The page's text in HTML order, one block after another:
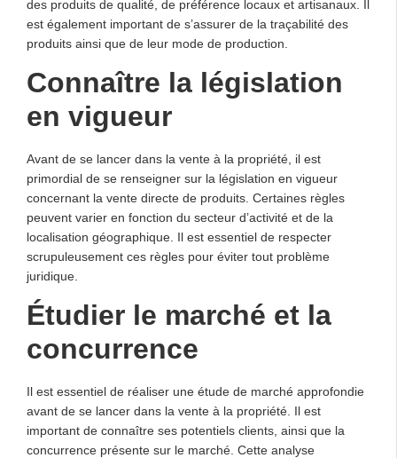
des produits de qualité, de préférence locaux et artisanaux. Il
est également important de s’assurer de la traçabilité des
produits ainsi que de leur mode de production.
Connaître la législation
en vigueur
Avant de se lancer dans la vente à la propriété, il est
primordial de se renseigner sur la législation en vigueur
concernant la vente directe de produits. Certaines règles
peuvent varier en fonction du secteur d’activité et de la
localisation géographique. Il est essentiel de respecter
scrupuleusement ces règles pour éviter tout problème
juridique.
Étudier le marché et la
concurrence
Il est essentiel de réaliser une étude de marché approfondie
avant de se lancer dans la vente à la propriété. Il est
important de connaître ses potentiels clients, ainsi que la
concurrence présente sur le marché. Cette analyse